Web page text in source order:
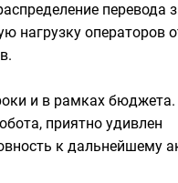
перевода
нагрузку операторов
и в рамках
приятно удивлен
к дальнейшему